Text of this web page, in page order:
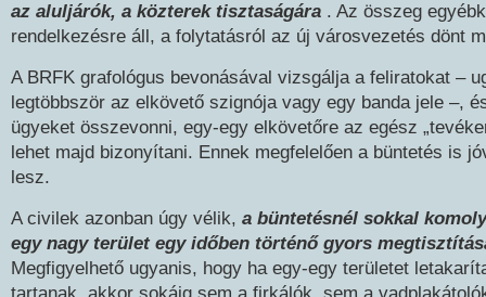
az aluljárók, a közterek tisztaságára . Az összeg
rendelkezésre áll, a folytatásról az új városvezetés dönt
A BRFK grafológus bevonásával vizsgálja a feliratokat –
legtöbbször az elkövető szignója vagy egy banda jele –,
ügyeket összevonni, egy-egy elkövetőre az egész
lehet majd bizonyítani. Ennek megfelelően a büntetés is
lesz.
A civilek azonban úgy vélik, a büntetésnél sokkal
egy nagy terület egy időben történő gyors
Megfigyelhető ugyanis, hogy ha egy-egy területet